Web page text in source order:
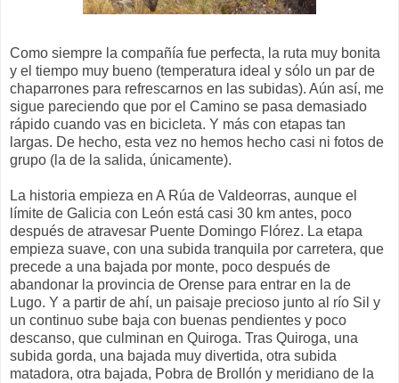
Como siempre la compañía fue perfecta, la ruta muy bonita
y el tiempo muy bueno (temperatura ideal y sólo un par de
chaparrones para refrescarnos en las subidas). Aún así, me
sigue pareciendo que por el Camino se pasa demasiado
rápido cuando vas en bicicleta. Y más con etapas tan
largas. De hecho, esta vez no hemos hecho casi ni fotos de
grupo (la de la salida, únicamente).
La historia empieza en A Rúa de Valdeorras, aunque el
límite de Galicia con León está casi 30 km antes, poco
después de atravesar Puente Domingo Flórez. La etapa
empieza suave, con una subida tranquila por carretera, que
precede a una bajada por monte, poco después de
abandonar la provincia de Orense para entrar en la de
Lugo. Y a partir de ahí, un paisaje precioso junto al río Sil y
un continuo sube baja con buenas pendientes y poco
descanso, que culminan en Quiroga. Tras Quiroga, una
subida gorda, una bajada muy divertida, otra subida
matadora, otra bajada, Pobra de Brollón y meridiano de la